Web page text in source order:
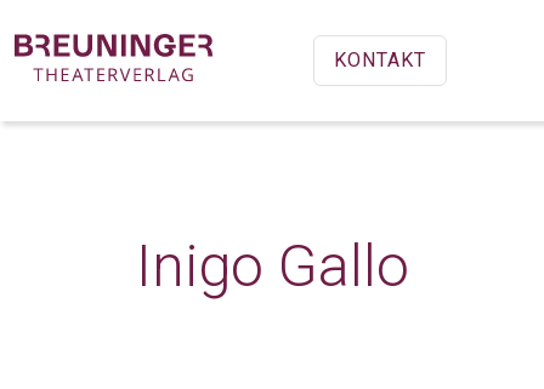
KONTAKT
Inigo Gallo